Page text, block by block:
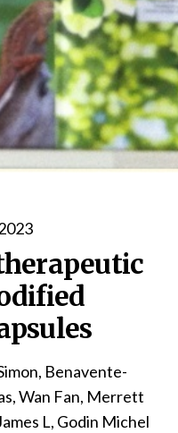
Benavente-
Wan Fan, Merrett
L, Godin Michel